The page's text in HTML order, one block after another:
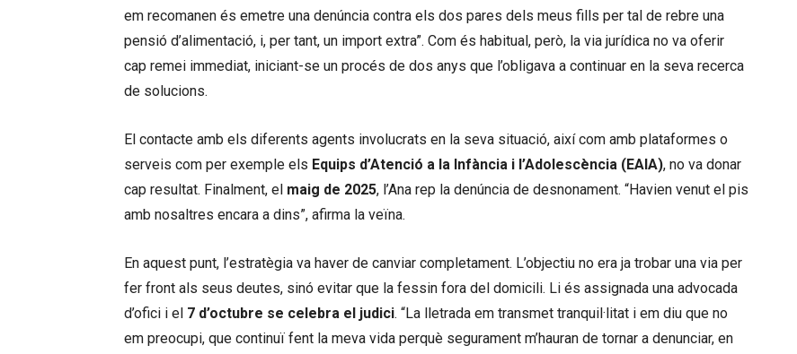
em recomanen és emetre una denúncia contra els dos pares dels meus fills per tal de rebre una
pensió d’alimentació, i, per tant, un import extra”. Com és habitual, però, la via jurídica no va oferir
cap remei immediat, iniciant-se un procés de dos anys que l’obligava a continuar en la seva recerca
de solucions.
El contacte amb els diferents agents involucrats en la seva situació, així com amb plataformes o
serveis com per exemple els Equips d’Atenció a la Infància i l’Adolescència (EAIA), no va donar
cap resultat. Finalment, el maig de 2025, l’Ana rep la denúncia de desnonament. “Havien venut el pis
amb nosaltres encara a dins”, afirma la veïna.
En aquest punt, l’estratègia va haver de canviar completament. L’objectiu no era ja trobar una via per
fer front als seus deutes, sinó evitar que la fessin fora del domicili. Li és assignada una advocada
d’ofici i el 7 d’octubre se celebra el judici. “La lletrada em transmet tranquil·litat i em diu que no
em preocupi, que continuï fent la meva vida perquè segurament m’hauran de tornar a denunciar, en